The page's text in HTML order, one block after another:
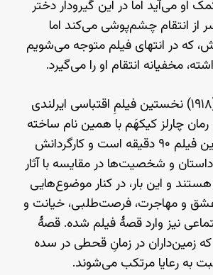
او می‌آید اما در این گیرودار دختر
انتقام چشم‌پوشی می‌کند اما
که در انتهای فیلم متوجه می‌شویم
مخفیانه انتقام او را می‌گیرد.
» (۱۹۱۸) نخستین فیلمِ اقتباسی ایرلندی
چارلز کیکهَم با همین نام ساخته
شده است. زمانِ این فیلم ۹۰ دقیقه است و کارگردانش
و شخصیت‌ها در مقایسه با آثار
و این بار، در کنار موضوع‌هایی
عشق و مهاجرت، فرصت‌طلبی، خیانت و
نیز وارد قصهٔ فیلم شده. قصهٔ
زمین‌داران در زمانِ قحطی در سده‌
به رعایا مرتکب می‌شوند.